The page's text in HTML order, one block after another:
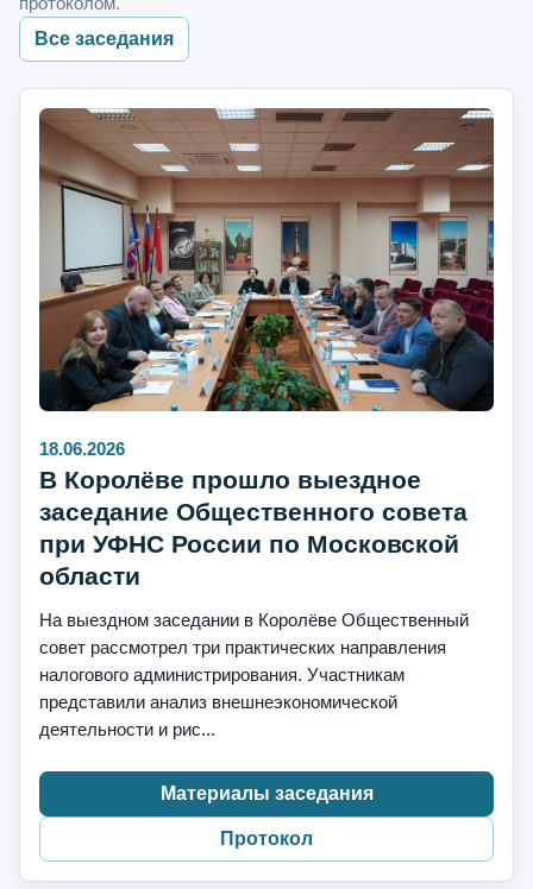
Все заседания
18.06.2026
В Королёве прошло выездное
заседание Общественного совета
при УФНС России по Московской
области
На выездном заседании в Королёве Общественный
совет рассмотрел три практических направления
налогового администрирования. Участникам
представили анализ внешнеэкономической
деятельности и рис...
Материалы заседания
Протокол